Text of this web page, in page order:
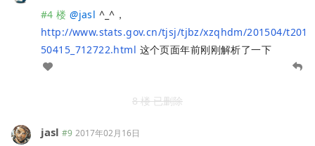
#4 楼 @jasl ^_^，
http://www.stats.gov.cn/tjsj/tjbz/xzqhdm/201504/t201
50415_712722.html 这个页面年前刚刚解析了一下
8 楼 已删除
jasl #9 2017年02月16日